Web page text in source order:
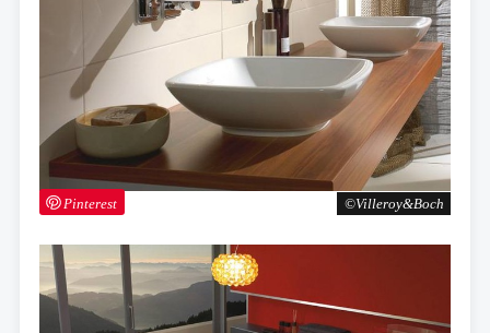
Villeroy&Boch
Pinterest